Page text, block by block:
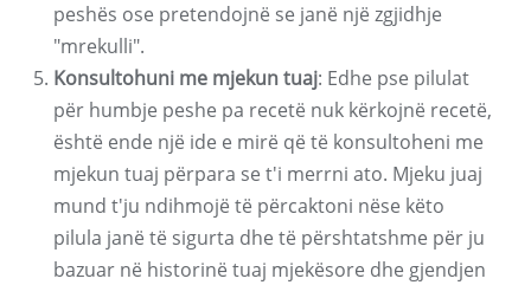
peshës ose pretendojnë se janë një zgjidhje
"mrekulli".
Konsultohuni me mjekun tuaj: Edhe pse pilulat
për humbje peshe pa recetë nuk kërkojnë recetë,
është ende një ide e mirë që të konsultoheni me
mjekun tuaj përpara se t'i merrni ato. Mjeku juaj
mund t'ju ndihmojë të përcaktoni nëse këto
pilula janë të sigurta dhe të përshtatshme për ju
bazuar në historinë tuaj mjekësore dhe gjendjen